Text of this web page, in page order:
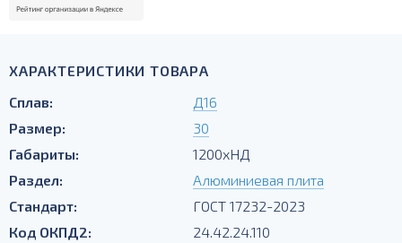
ХАРАКТЕРИСТИКИ ТОВАРА
Сплав:
Д16
Размер:
30
Габариты:
1200хНД
Раздел:
Алюминиевая плита
Стандарт:
ГОСТ 17232-2023
Код ОКПД2:
24.42.24.110